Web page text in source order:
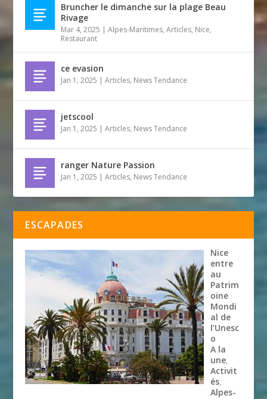
Bruncher le dimanche sur la plage Beau
Rivage
Mar 4, 2025 |Alpes-Maritimes,Articles, Nice,
Restaurant
ce evasion
Jan 1, 2025 |Articles, News Tendance
jetscool
Jan 1, 2025 |Articles, News Tendance
ranger Nature Passion
Jan 1, 2025 |Articles, News Tendance
ESCAPADES
Nice
entre
au
Patrim
oine
Mondi
al de
l’Unesc
o
A la
une,
Activit
és,
Alpes-